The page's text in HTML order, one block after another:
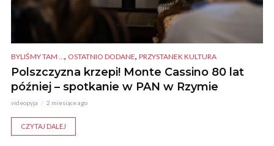
BYLIŚMY TAM ..., OSTATNIO DODANE, PRZYSTANEK KULTURA
Polszczyzna krzepi! Monte Cassino 80 lat
później – spotkanie w PAN w Rzymie
videopyja 2 miesiące ago
CZYTAJ DALEJ